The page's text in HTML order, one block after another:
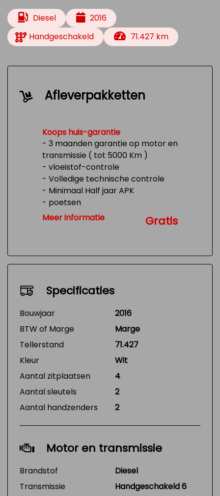
Diesel
2016
Handgeschakeld
71.427 km
Afleverpakketten
Koops huis-garantie
- 3 maanden garantie op motor en
transmissie ( tot 5000 Km )
- vloeistof-controle
- Volledige technische controle
- Minimaal Half jaar APK
- poetsen
- Tank 1/4 vol
Meer informatie Gratis
Specificaties
Bouwjaar
2016
BTW of Marge
Marge
Tellerstand
71.427
Kleur
Wit
Aantal zitplaatsen
4
Aantal sleutels
2
Aantal handzenders
2
Motor en transmissie
Brandstof
Diesel
Transmissie
Handgeschakeld 6